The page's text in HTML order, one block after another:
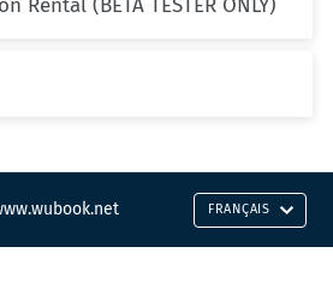
Rental (BETA TESTER ONLY)
FRANÇAIS